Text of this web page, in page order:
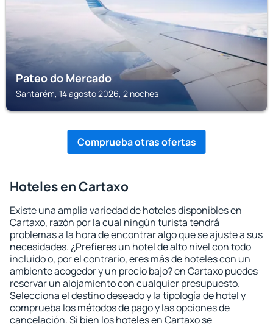
Pateo do Mercado
Santarém, 14 agosto 2026, 2 noches
Comprueba otras ofertas
Hoteles en Cartaxo
Existe una amplia variedad de hoteles disponibles en
Cartaxo, razón por la cual ningún turista tendrá
problemas a la hora de encontrar algo que se ajuste a sus
necesidades. ¿Prefieres un hotel de alto nivel con todo
incluido o, por el contrario, eres más de hoteles con un
ambiente acogedor y un precio bajo? en Cartaxo puedes
reservar un alojamiento con cualquier presupuesto.
Selecciona el destino deseado y la tipología de hotel y
comprueba los métodos de pago y las opciones de
cancelación. Si bien los hoteles en Cartaxo se